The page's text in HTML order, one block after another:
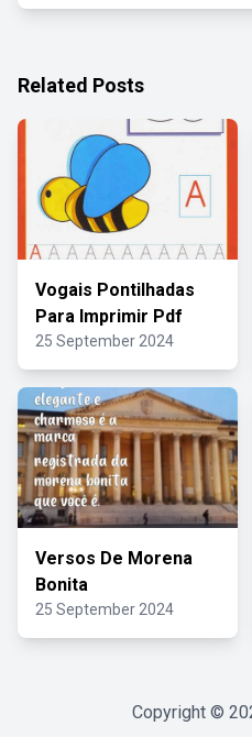
Related Posts
Vogais Pontilhadas
Para Imprimir Pdf
25 September 2024
Versos De Morena
Bonita
25 September 2024
Copyright ©